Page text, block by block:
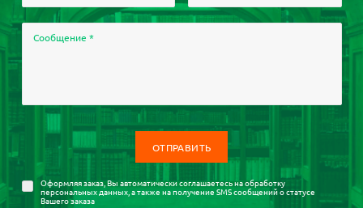
Сообщение *
Оформляя заказ, Вы автоматически соглашаетесь наобработку
персональных данных, а также на получение SMS сообщений о статусе
Вашего заказа